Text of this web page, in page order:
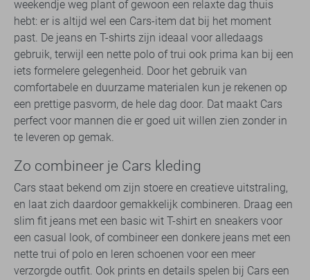
weekendje weg plant of gewoon een relaxte dag thuis
hebt: er is altijd wel een Cars-item dat bij het moment
past. De jeans en T-shirts zijn ideaal voor alledaags
gebruik, terwijl een nette polo of trui ook prima kan bij een
iets formelere gelegenheid. Door het gebruik van
comfortabele en duurzame materialen kun je rekenen op
een prettige pasvorm, de hele dag door. Dat maakt Cars
perfect voor mannen die er goed uit willen zien zonder in
te leveren op gemak.
Zo combineer je Cars kleding
Cars staat bekend om zijn stoere en creatieve uitstraling,
en laat zich daardoor gemakkelijk combineren. Draag een
slim fit jeans met een basic wit T-shirt en sneakers voor
een casual look, of combineer een donkere jeans met een
nette trui of polo en leren schoenen voor een meer
verzorgde outfit. Ook prints en details spelen bij Cars een